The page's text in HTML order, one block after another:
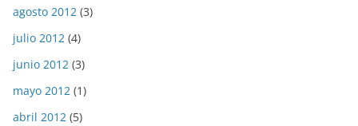
agosto 2012 (3)
julio 2012 (4)
junio 2012 (3)
mayo 2012 (1)
abril 2012 (5)